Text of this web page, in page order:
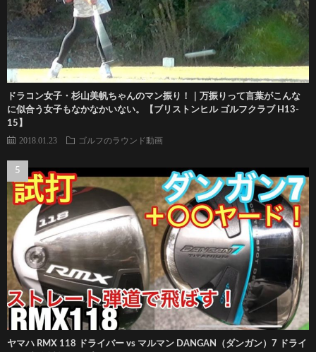
ドラコン女子・杉山美帆ちゃんのマン振り！｜万振りって言葉がこんな
に似合う女子もなかなかいない。【ブリストンヒル ゴルフクラブ H13-
15】
2018.01.23 ゴルフのラウンド動画
ヤマハ RMX 118 ドライバー vs マルマン DANGAN（ダンガン）7 ドライ